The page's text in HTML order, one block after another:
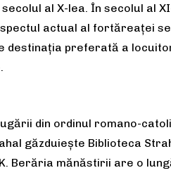
al X-lea. În secolul al
actual al fortăreaței
destinația preferată a
din ordinul romano-
găzduiește Biblioteca
Berăria mănăstirii are o